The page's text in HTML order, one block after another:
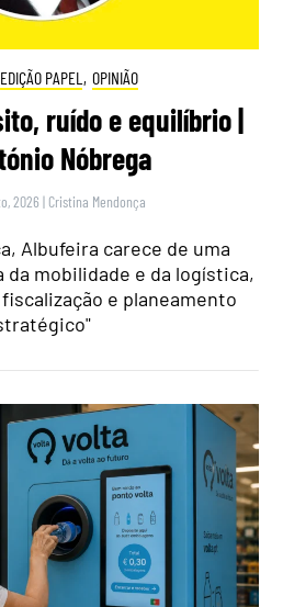
EDIÇÃO PAPEL , OPINIÃO
ruído e equilíbrio |
Nóbrega
2026 | Cristina Mendonça
Albufeira carece de uma
mobilidade e da logística,
e planeamento